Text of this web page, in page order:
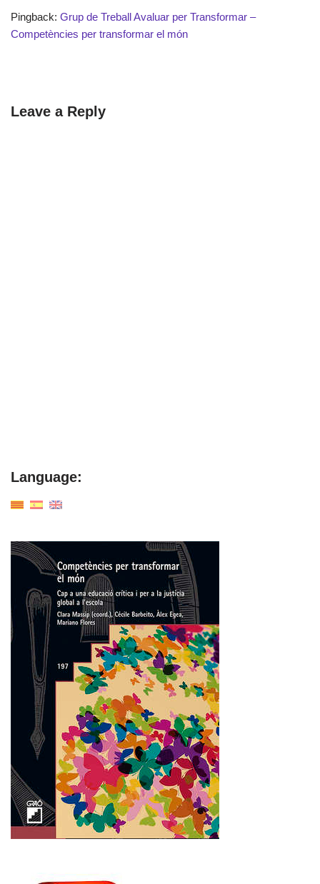
Pingback: Grup de Treball Avaluar per Transformar –
Competències per transformar el món
Leave a Reply
Language: